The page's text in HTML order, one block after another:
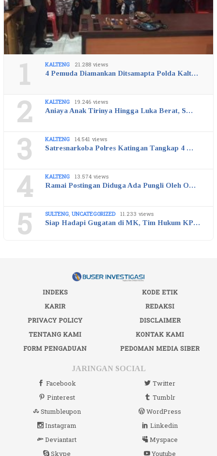
1 KALTENG 21.288 views
4 Pemuda Diamankan Ditsamapta Polda Kalt…
2 KALTENG 19.246 views
Aniaya Anak Tirinya Hingga Luka Berat, S…
3 KALTENG 14.541 views
Satresnarkoba Polres Katingan Tangkap 4 …
4 KALTENG 13.574 views
Ramai Postingan Diduga Ada Pungli Oleh O…
5 SULTENG, UNCATEGORIZED 11.233 views
Siap Hadapi Gugatan di MK, Tim Hukum KP…
INDEKS
KODE ETIK
KARIR
REDAKSI
PRIVACY POLICY
DISCLAIMER
TENTANG KAMI
KONTAK KAMI
FORM PENGADUAN
PEDOMAN MEDIA SIBER
JARINGAN SOCIAL
Facebook
Twitter
Pinterest
Tumblr
Stumbleupon
WordPress
Instagram
Linkedin
Deviantart
Myspace